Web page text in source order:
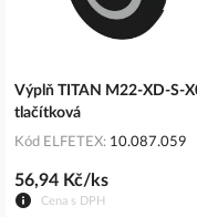
Výplň TITAN M22-XD-S-
tlačítková
Kód ELFETEX 10.087.059
Cena s DPH
56,94 Kč/ks